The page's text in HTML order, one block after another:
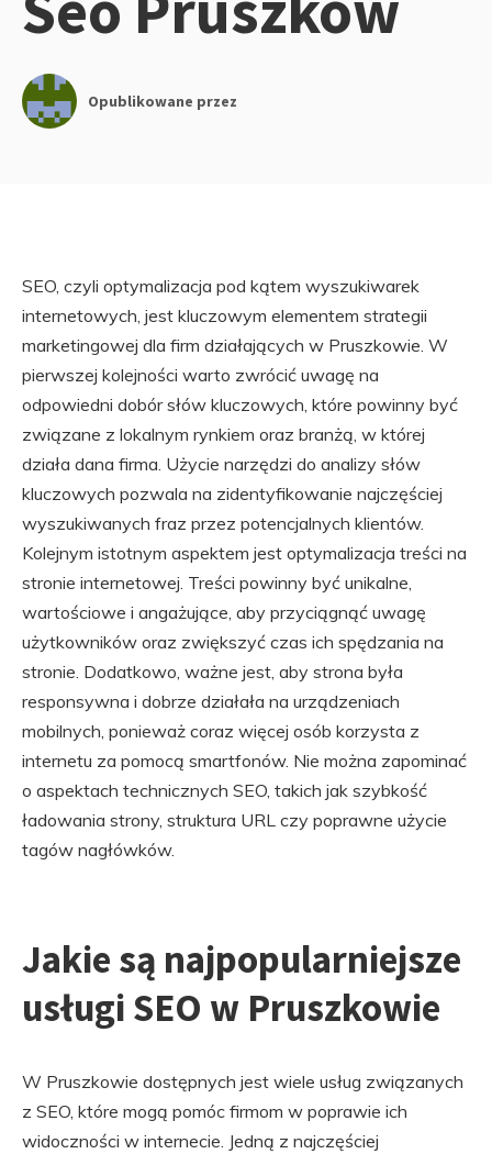
Opublikowane przez
SEO, czyli optymalizacja pod kątem wyszukiwarek
internetowych, jest kluczowym elementem strategii
marketingowej dla firm działających w Pruszkowie. W
pierwszej kolejności warto zwrócić uwagę na
odpowiedni dobór słów kluczowych, które powinny być
związane z lokalnym rynkiem oraz branżą, w której
działa dana firma. Użycie narzędzi do analizy słów
kluczowych pozwala na zidentyfikowanie najczęściej
wyszukiwanych fraz przez potencjalnych klientów.
Kolejnym istotnym aspektem jest optymalizacja treści na
stronie internetowej. Treści powinny być unikalne,
wartościowe i angażujące, aby przyciągnąć uwagę
użytkowników oraz zwiększyć czas ich spędzania na
stronie. Dodatkowo, ważne jest, aby strona była
responsywna i dobrze działała na urządzeniach
mobilnych, ponieważ coraz więcej osób korzysta z
internetu za pomocą smartfonów. Nie można zapominać
o aspektach technicznych SEO, takich jak szybkość
ładowania strony, struktura URL czy poprawne użycie
tagów nagłówków.
Jakie są najpopularniejsze
usługi SEO w Pruszkowie
W Pruszkowie dostępnych jest wiele usług związanych
z SEO, które mogą pomóc firmom w poprawie ich
widoczności w internecie. Jedną z najczęściej